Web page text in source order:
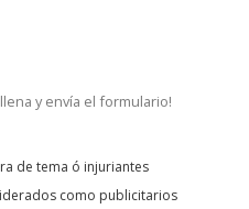
y envía el formulario!
de tema ó injuriantes
como publicitarios